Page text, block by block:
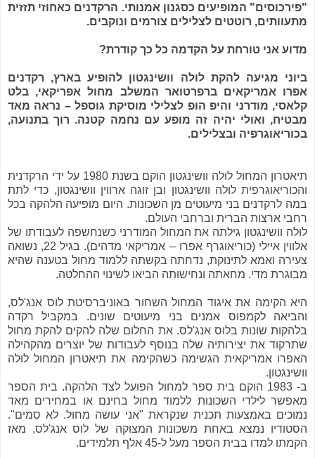
"פירכוסים" המופיעים כסגנון אמנותי. הרקדנים כאחוזי תזזית
מתעוותים, רוטטים לצלילים צורמים ונוקבים.
מדוע אני טורחת על הקדמה כל כך קודרת?
ביוני מגיעה להקת לולה וושינגטון להופיע בארץ, רקדנים
אפרו אמריקאים ברפרטואר המשלב מחול אפריקאי, בלט
קלאסי, מודרני והיפ הופ לצלילי מוסיקת גוספל – נראה מאד
מבטיח, ואולי יהיה זה מופע עם נחמה קטנה. רוך בתנועה,
בכוריאוגרפיה ובצלילים.
תיאטרון המחול לוּלה וושינגטון הוקם בשנת 1980 על ידי הרקדנית
והכוריאוגרפית לוּלה וושינגטון ובן זוגה ארווין וושינגטון, כדי לתת
במה לרקדנים בני מיעוטים מן השכונות. היום מופיעה הלהקה בכל
רחבי ארצות הברית וברחבי העולם.
לוּלה וושינגטון גילתה את המחול המודרני כשנחשפה לעבודתו של
אלווין איילי (כוריאוגרף אפרו – אמריקאי מדהים). בגיל 22, נשואה
צעירה ואמא לתינוקת, נדחתה בקשתה ללמוד מחול בטענה שהיא
מבוגרת מדי. מחאתה ונחישותה הביאו לשינוי ההחלטה.
היא הקימה את איגוד המחול השחור באוניברסיטת לוס אנג'לס,
והביאה לקמפוס אמנים בני מיעוטים שונים. במקביל רקדה
בלהקות שונות בלוס אנג'לס. את החלום שלה להקים להקת מחול
שתרקוד את יצירותיה שלה בנוסף לעבודות של יוצרים מהקהילה
האפרו אמריקאית הגשימה כשהקימה את תיאטרון המחול לוּלה
וושינגטון.
ב- 1983 הוקם בית ספר למחול הפועל לצד הלהקה. בית הספר
מאפשר לילדי השכונות ללמוד מחול בחינם או במחירים מאד
נמוכים באמצעות תכנית שנקראת "אני עושה מחול. לא סמים".
הסטודיו נמצא באחת משכונות המצוקה של לוס אנג'לס, מאז
הקמתו למדו בבית הספר מעל ל-45 אלף תלמידים.